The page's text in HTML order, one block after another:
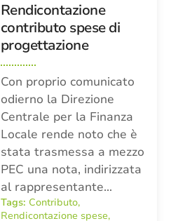
Rendicontazione
contributo spese di
progettazione
Con proprio comunicato
odierno la Direzione
Centrale per la Finanza
Locale rende noto che è
stata trasmessa a mezzo
PEC una nota, indirizzata
al rappresentante…
Tags: Contributo,
Rendicontazione spese,